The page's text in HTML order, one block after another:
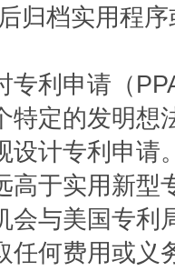
归档实用程
专利申请（
特定的发明想
设计专利申请
高于实用新型
会与美国专利
任何费用或义